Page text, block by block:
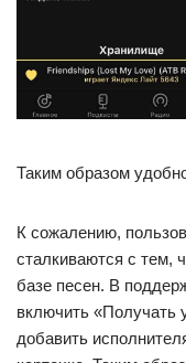
Таким образом
К сожалению,
сталкиваются с тем,
базе песен. В
включить «Получать
добавить